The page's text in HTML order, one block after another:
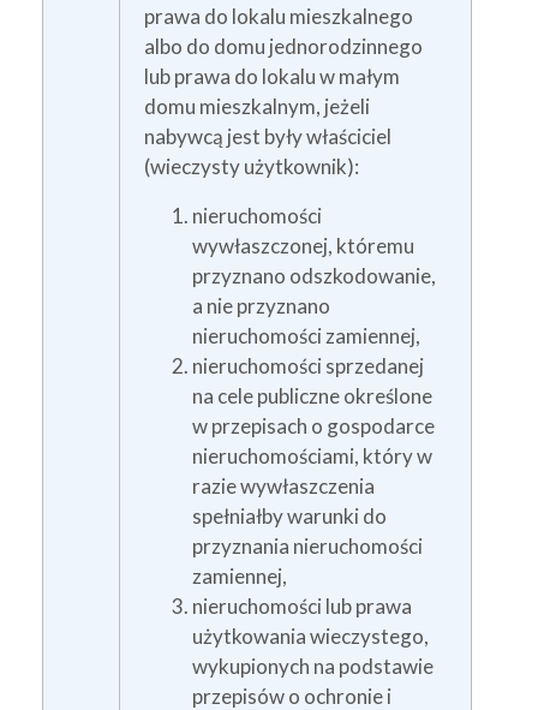
prawa do lokalu mieszkalnego
albo do domu jednorodzinnego
lub prawa do lokalu w małym
domu mieszkalnym, jeżeli
nabywcą jest były właściciel
(wieczysty użytkownik):
nieruchomości
wywłaszczonej, któremu
przyznano odszkodowanie,
a nie przyznano
nieruchomości zamiennej,
nieruchomości sprzedanej
na cele publiczne określone
w przepisach o gospodarce
nieruchomościami, który w
razie wywłaszczenia
spełniałby warunki do
przyznania nieruchomości
zamiennej,
nieruchomości lub prawa
użytkowania wieczystego,
wykupionych na podstawie
przepisów o ochronie i